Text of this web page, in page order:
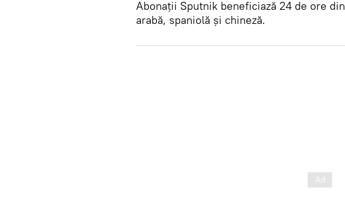
Abonaţii Sputnik beneficiază 24 de ore
arabă, spaniolă şi chineză.